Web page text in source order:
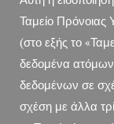
Ταμείο Πρόνοιας
(στο εξής το
δεδομένα
δεδομένων σε
σχέση με άλλα